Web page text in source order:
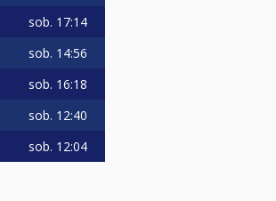
sob. 17:14
sob. 14:56
sob. 16:18
sob. 12:40
sob. 12:04